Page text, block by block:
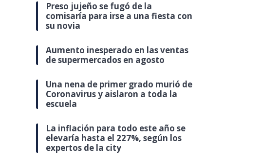
Preso jujeño se fugó de la
comisaría para irse a una fiesta con
su novia
Aumento inesperado en las ventas
de supermercados en agosto
Una nena de primer grado murió de
Coronavirus y aislaron a toda la
escuela
La inflación para todo este año se
elevaría hasta el 227%, según los
expertos de la city